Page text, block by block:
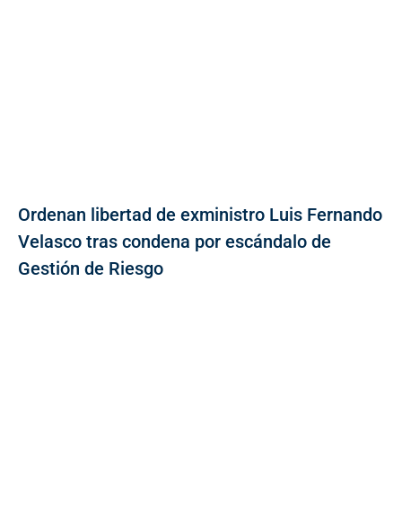
Ordenan libertad de exministro Luis Fernando
Velasco tras condena por escándalo de
Gestión de Riesgo